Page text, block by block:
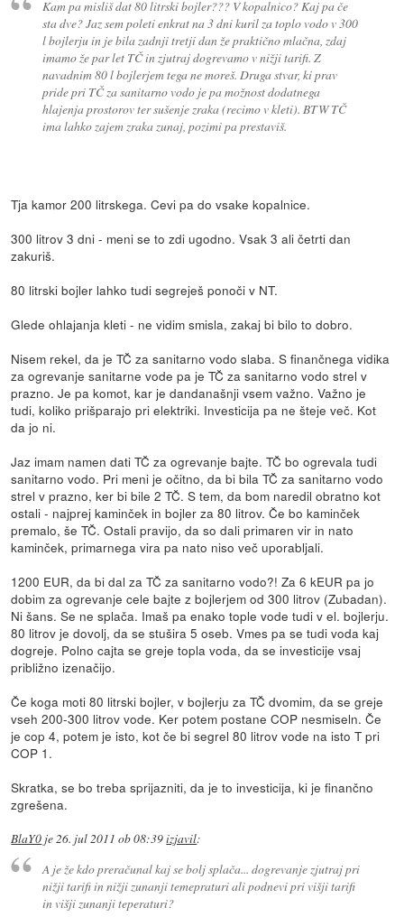
Kam pa misliš dat 80 litrski bojler??? V kopalnico? Kaj pa če
sta dve? Jaz sem poleti enkrat na 3 dni kuril za toplo vodo v 300
l bojlerju in je bila zadnji tretji dan že praktično mlačna, zdaj
imamo že par let TČ in zjutraj dogrevamo v nižji tarifi. Z
navadnim 80 l bojlerjem tega ne moreš. Druga stvar, ki prav
pride pri TČ za sanitarno vodo je pa možnost dodatnega
hlajenja prostorov ter sušenje zraka (recimo v kleti). BTW TČ
ima lahko zajem zraka zunaj, pozimi pa prestaviš.
Tja kamor 200 litrskega. Cevi pa do vsake kopalnice.
300 litrov 3 dni - meni se to zdi ugodno. Vsak 3 ali četrti dan
zakuriš.
80 litrski bojler lahko tudi segreješ ponoči v NT.
Glede ohlajanja kleti - ne vidim smisla, zakaj bi bilo to dobro.
Nisem rekel, da je TČ za sanitarno vodo slaba. S finančnega vidika
za ogrevanje sanitarne vode pa je TČ za sanitarno vodo strel v
prazno. Je pa komot, kar je dandanašnji vsem važno. Važno je
tudi, koliko prišparajo pri elektriki. Investicija pa ne šteje več. Kot
da jo ni.
Jaz imam namen dati TČ za ogrevanje bajte. TČ bo ogrevala tudi
sanitarno vodo. Pri meni je očitno, da bi bila TČ za sanitarno vodo
strel v prazno, ker bi bile 2 TČ. S tem, da bom naredil obratno kot
ostali - najprej kaminček in bojler za 80 litrov. Če bo kaminček
premalo, še TČ. Ostali pravijo, da so dali primaren vir in nato
kaminček, primarnega vira pa nato niso več uporabljali.
1200 EUR, da bi dal za TČ za sanitarno vodo?! Za 6 kEUR pa jo
dobim za ogrevanje cele bajte z bojlerjem od 300 litrov (Zubadan).
Ni šans. Se ne splača. Imaš pa enako tople vode tudi v el. bojlerju.
80 litrov je dovolj, da se stušira 5 oseb. Vmes pa se tudi voda kaj
dogreje. Polno cajta se greje topla voda, da se investicije vsaj
približno izenačijo.
Če koga moti 80 litrski bojler, v bojlerju za TČ dvomim, da se greje
vseh 200-300 litrov vode. Ker potem postane COP nesmiseln. Če
je cop 4, potem je isto, kot če bi segrel 80 litrov vode na isto T pri
COP 1.
Skratka, se bo treba sprijazniti, da je to investicija, ki je finančno
zgrešena.
BlaY0 je26. jul 2011 ob 08:39izjavil:
A je že kdo preračunal kaj se bolj splača... dogrevanje zjutraj pri
nižji tarifi in nižji zunanji temepraturi ali podnevi pri višji tarifi
in višji zunanji teperaturi?